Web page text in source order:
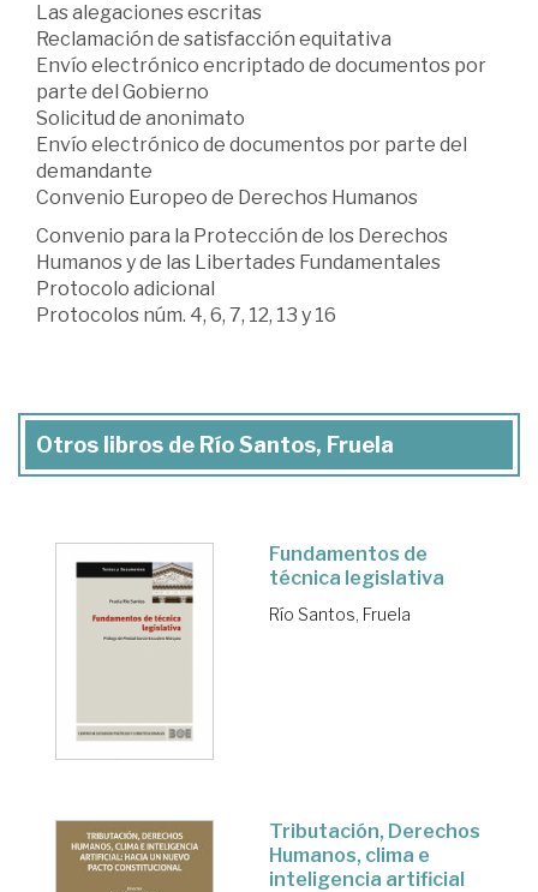
Las alegaciones escritas
Reclamación de satisfacción equitativa
Envío electrónico encriptado de documentos por
parte del Gobierno
Solicitud de anonimato
Envío electrónico de documentos por parte del
demandante
Convenio Europeo de Derechos Humanos
Convenio para la Protección de los Derechos
Humanos y de las Libertades Fundamentales
Protocolo adicional
Protocolos núm. 4, 6, 7, 12, 13 y 16
Otros libros de Río Santos, Fruela
Fundamentos de
técnica legislativa
Río Santos, Fruela
Tributación, Derechos
Humanos, clima e
inteligencia artificial